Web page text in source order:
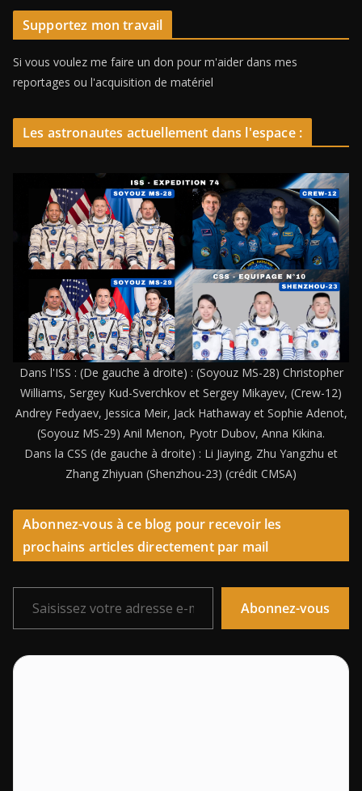
Supportez mon travail
Si vous voulez me faire un don pour m'aider dans mes
reportages ou l'acquisition de matériel
Les astronautes actuellement dans l'espace :
Dans l'ISS : (De gauche à droite) : (Soyouz MS-28) Christopher
Williams, Sergey Kud-Sverchkov et Sergey Mikayev, (Crew-12)
Andrey Fedyaev, Jessica Meir, Jack Hathaway et Sophie Adenot,
(Soyouz MS-29) Anil Menon, Pyotr Dubov, Anna Kikina.
Dans la CSS (de gauche à droite) : Li Jiaying, Zhu Yangzhu et
Zhang Zhiyuan (Shenzhou-23) (crédit CMSA)
Abonnez-vous à ce blog pour recevoir les
prochains articles directement par mail
Saisissez votre adresse e-mail…
Abonnez-vous